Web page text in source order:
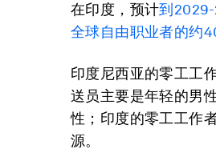
在印度，预计到
全球自由职业者的约
印度尼西亚的零工工
送员主要是年轻的男
性；印度的零工工作
源。